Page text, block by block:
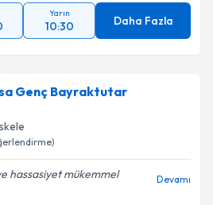
Yarın
10:30 Daha Fazla
Genç Bayraktutar
hassasiyet mükemmel
Devamı